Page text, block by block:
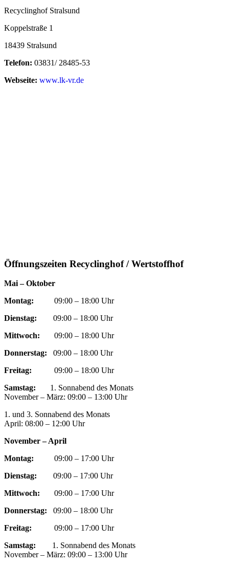
Recyclinghof Stralsund
Koppelstraße 1
18439 Stralsund
Telefon: 03831/ 28485-53
Webseite: www.lk-vr.de
Öffnungszeiten Recyclinghof / Wertstoffhof
Mai – Oktober
Montag: 09:00 – 18:00 Uhr
Dienstag: 09:00 – 18:00 Uhr
Mittwoch: 09:00 – 18:00 Uhr
Donnerstag: 09:00 – 18:00 Uhr
Freitag: 09:00 – 18:00 Uhr
Samstag:
1. Sonnabend des Monats
November – März: 09:00 – 13:00 Uhr
1. und 3. Sonnabend des Monats
April: 08:00 – 12:00 Uhr
November – April
Montag: 09:00 – 17:00 Uhr
Dienstag: 09:00 – 17:00 Uhr
Mittwoch: 09:00 – 17:00 Uhr
Donnerstag: 09:00 – 18:00 Uhr
Freitag: 09:00 – 17:00 Uhr
Samstag:
1. Sonnabend des Monats
November – März: 09:00 – 13:00 Uhr